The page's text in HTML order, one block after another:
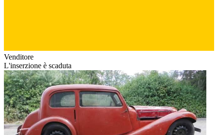
Venditore
L'inserzione è scaduta